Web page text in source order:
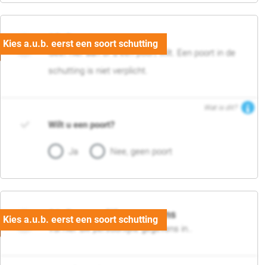
05. Poort
Geef hier aan of u een poort wilt. Een poort in de
schutting is niet verplicht.
Wat is dit?
Wilt u een poort?
Ja Nee, geen poort
06. Persoonlijke gegevens
Vul hier uw persoonlijke gegevens in..